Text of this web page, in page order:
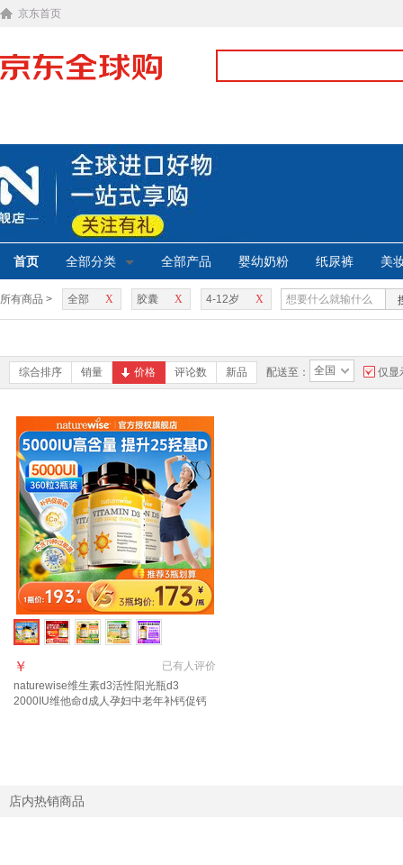
京东首页
首页 全部分类 全部产品 婴幼奶粉 纸尿裤 美
所有商品 > X
全部 X
胶囊 X
4-12岁
综合排序 销量 价格 评论数 新品 配送至： 全国 仅显
已有人评价
￥
naturewise维生素d3活性阳光瓶d3
2000IU维他命d成人孕妇中老年补钙促钙
店内热销商品